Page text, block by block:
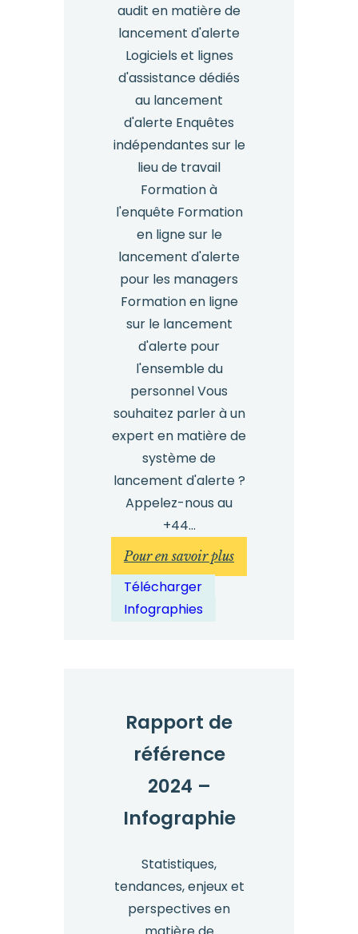
audit en matière de
lancement d'alerte
Logiciels et lignes
d'assistance dédiés
au lancement
d'alerte Enquêtes
indépendantes sur le
lieu de travail
Formation à
l'enquête Formation
en ligne sur le
lancement d'alerte
pour les managers
Formation en ligne
sur le lancement
d'alerte pour
l'ensemble du
personnel Vous
souhaitez parler à un
expert en matière de
système de
lancement d'alerte ?
Appelez-nous au
+44...
Pour en savoir plus:
Infographie
Télécharger
Infographies
Rapport de
référence
2024 –
Infographie
Statistiques,
tendances, enjeux et
perspectives en